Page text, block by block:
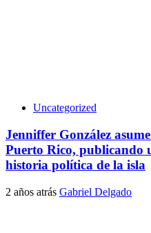
Uncategorized
Jenniffer González
Puerto Rico, publicando
historia política de la isla
2 años atrás Gabriel Delgado